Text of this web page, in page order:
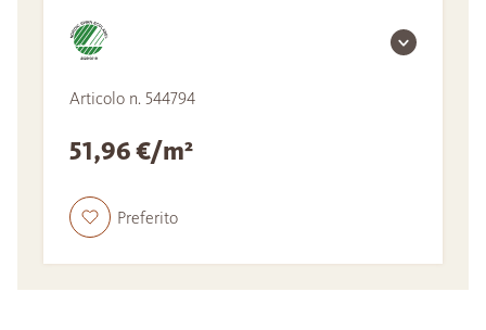
Articolo n. 544794
51,96 €/m²
Preferito